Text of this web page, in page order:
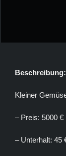
Beschreibung:
Kleiner
– Preis: 5000 €
– Unterhalt: 45